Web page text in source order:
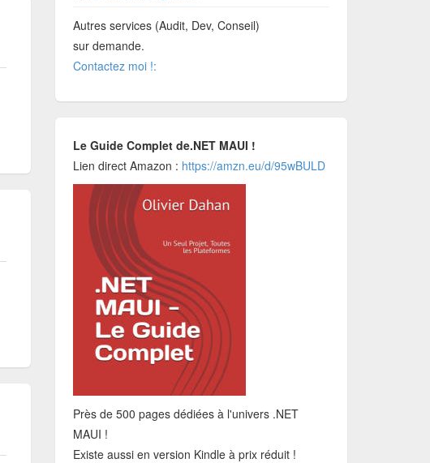
Autres services (Audit, Dev, Conseil)
sur demande.
Contactez moi !:
Le Guide Complet de.NET MAUI !
Lien direct Amazon : https://amzn.eu/d/95wBULD
Près de 500 pages dédiées à l'univers .NET
MAUI !
Existe aussi en version Kindle à prix réduit !